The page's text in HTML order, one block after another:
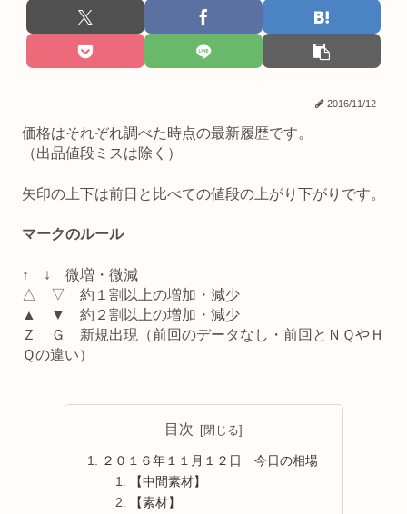
2016/11/12
価格はそれぞれ調べた時点の最新履歴です。
（出品値段ミスは除く）
矢印の上下は前日と比べての値段の上がり下がりです。
マークのルール
↑ ↓ 微増・微減
△ ▽ 約１割以上の増加・減少
▲ ▼ 約２割以上の増加・減少
Ｚ Ｇ 新規出現（前回のデータなし・前回とＮＱやＨ
Ｑの違い）
目次
２０１６年１１月１２日 今日の相場
【中間素材】
【素材】